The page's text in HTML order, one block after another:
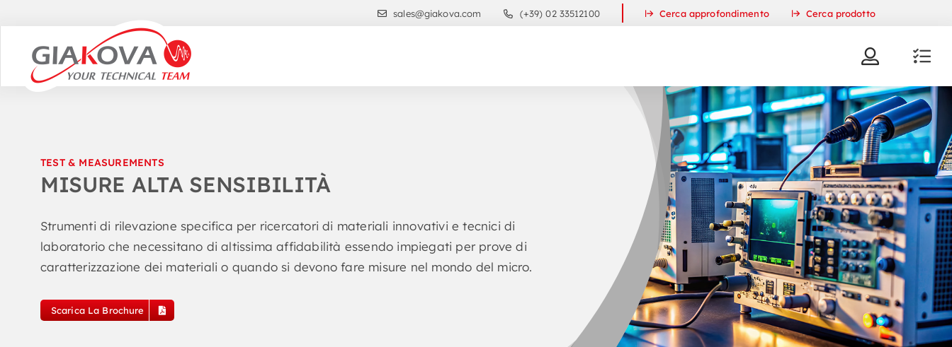
content
sales@giakova.com (+39) 02 33512100 Cerca approfondimento Cerca prodotto
TEST & MEASUREMENTS
MISURE ALTA SENSIBILITÀ
Strumenti di rilevazione specifica per ricercatori di materiali innovativi e tecnici di
laboratorio che necessitano di altissima affidabilità essendo impiegati per prove di
caratterizzazione dei materiali o quando si devono fare misure nel mondo del micro.
Scarica La Brochure